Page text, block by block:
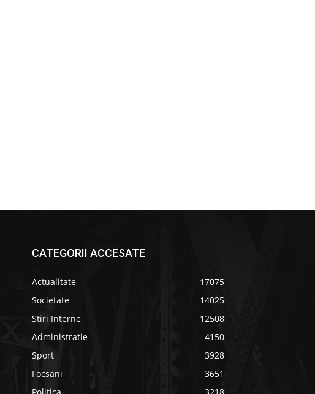
CATEGORII ACCESATE
Actualitate
17075
Societate
14025
Stiri Interne
12508
Administratie
4150
Sport
3928
Focsani
3651